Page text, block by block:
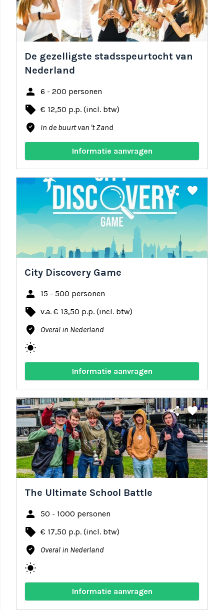
De gezelligste stadsspeurtocht van
Nederland
person 6 - 200 personen
local_offer € 12,50 p.p. (incl. btw)
where_to_vote In de buurt van 't Zand
Informatie aanvragen
share favorite
City Discovery Game
person 15 - 500 personen
local_offer v.a. € 13,50 p.p. (incl. btw)
where_to_vote Overal in Nederland
wb_sunny
Informatie aanvragen
share favorite
The Ultimate School Battle
person 50 - 1000 personen
local_offer € 17,50 p.p. (incl. btw)
where_to_vote Overal in Nederland
wb_sunny
Informatie aanvragen